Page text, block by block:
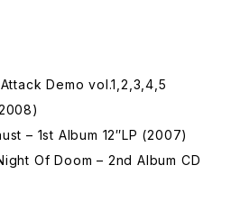
Demo vol.1,2,3,4,5
– 1st Album 12″LP (2007)
Of Doom – 2nd Album CD